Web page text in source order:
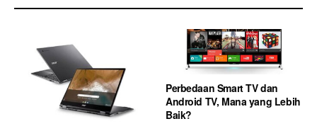
Perbedaan Smart TV dan
Android TV, Mana yang Lebih
Baik?